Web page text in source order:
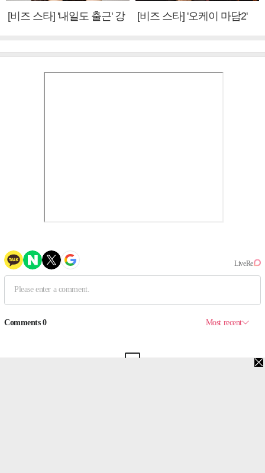
[비즈 스타] '내일도 출근' 강
[비즈 스타] '오케이 마담2'